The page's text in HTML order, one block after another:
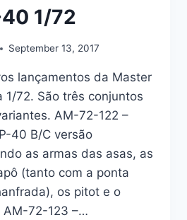
1/72
September 13, 2017
lançamentos da Master
1/72. São três conjuntos
AM-72-122 –
40 B/C versão
as armas das asas, as
(tanto com a ponta
os pitot e o
AM-72-123 –…